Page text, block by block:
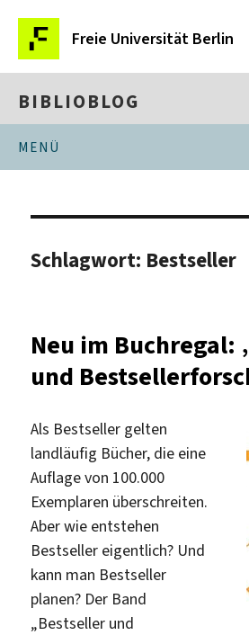
Freie Universität Berlin
BIBLIOBLOG
MENÜ
Schlagwort: Bestseller
Neu im Buchregal:
und
Als Bestseller gelten
landläufig Bücher, die eine
Auflage von 100.000
Exemplaren überschreiten.
Aber wie entstehen
Bestseller eigentlich? Und
kann man Bestseller
planen? Der Band
„Bestseller und